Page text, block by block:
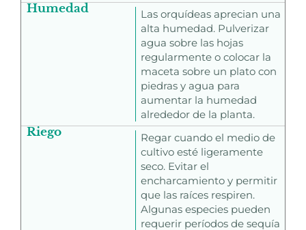
Humedad
Las orquídeas aprecian una
alta humedad. Pulverizar
agua sobre las hojas
regularmente o colocar la
maceta sobre un plato con
piedras y agua para
aumentar la humedad
alrededor de la planta.
Riego
Regar cuando el medio de
cultivo esté ligeramente
seco. Evitar el
encharcamiento y permitir
que las raíces respiren.
Algunas especies pueden
requerir períodos de sequía